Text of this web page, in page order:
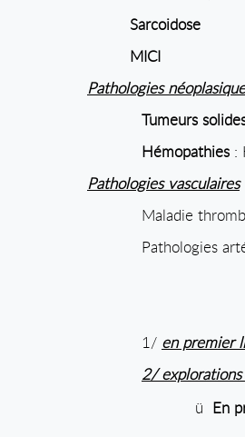
Sarcoidose
MICI
Pathologies
Tumeurs
Hémopathies :
Pathologies vasculaires
Maladie
Pathologies
1/ en premier
2/ explorations
ü En